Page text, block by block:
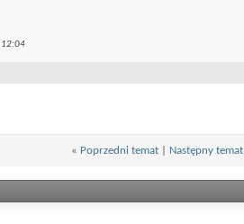
12:04
« Poprzedni temat| Następny temat